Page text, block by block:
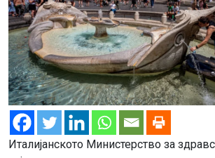
Италијанското Министерство за